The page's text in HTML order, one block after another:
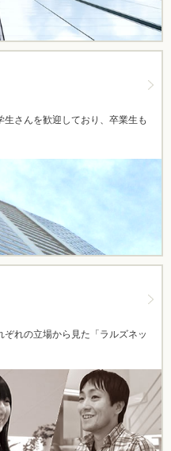
さんを歓迎しており、卒業生も
れの立場から見た「ラルズネッ